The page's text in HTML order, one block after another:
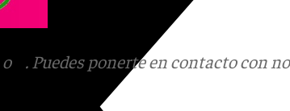
o
. Puedes ponerte en contacto con